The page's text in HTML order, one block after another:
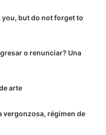
you, but do not forget to
o renunciar? Una
arte
vergonzosa, régimen de